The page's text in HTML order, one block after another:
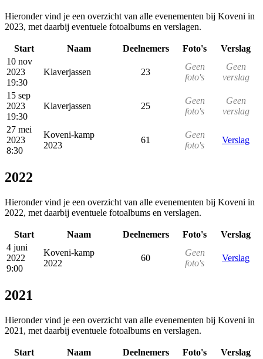
Hieronder vind je een overzicht van alle evenementen bij Koveni in
2023, met daarbij eventuele fotoalbums en verslagen.
Start Naam Deelnemers Foto's
Verslag
10 nov
2023
19:30
Klaverjassen 23
Geen
foto's
Geen
verslag
15 sep
2023
19:30
Klaverjassen 25
Geen
foto's
Geen
verslag
27 mei
2023
8:30
Koveni-kamp
2023
61
Geen
foto's
Verslag
2022
Hieronder vind je een overzicht van alle evenementen bij Koveni in
2022, met daarbij eventuele fotoalbums en verslagen.
Start Naam Deelnemers Foto's
Verslag
4 juni
2022
9:00
Koveni-kamp
2022
60
Geen
foto's
Verslag
2021
Hieronder vind je een overzicht van alle evenementen bij Koveni in
2021, met daarbij eventuele fotoalbums en verslagen.
Start Naam Deelnemers Foto's
Verslag